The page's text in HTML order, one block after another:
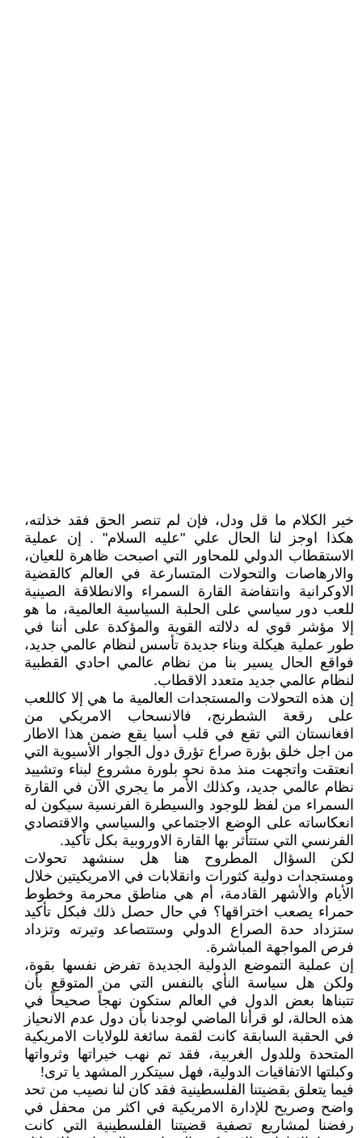
خير الكلام ما قل ودل، فإن لم تنصر الحق فقد خذلته،
هكذا اوجز لنا الحال علي "عليه السلام" . إن عملية
الاستقطاب الدولي للمحاور التي اصبحت ظاهرة للعيان،
والارهاصات والتحولات المتسارعة في العالم كالقضية
الاوكرانية وانتفاضة القارة السمراء والانطلاقة الصينية
للعب دور سياسي على الحلبة السياسية العالمية، ما هو
إلا مؤشر قوي له دلالته القوية والمؤكدة على أننا في
طور عملية هيكلة وبناء جديدة تأسس لنظام عالمي جديد،
فواقع الحال يسير بنا من نظام عالمي احادي القطبية
لنظام عالمي جديد متعدد الاقطاب.
إن هذه التحولات والمستجدات العالمية ما هي إلا كاللعب
على رقعة الشطرنج، فالانسحاب الامريكي من
افغانستان التي تقع في قلب أسيا يقع ضمن هذا الاطار
من اجل خلق بؤرة صراع تؤرق دول الجوار الأسيوية التي
انعتقت واتجهت منذ مدة نحو بلورة مشروع لبناء وتشييد
نظام عالمي جديد، وكذلك الأمر ما يجري الآن في القارة
السمراء من لفظ للوجود والسيطرة الفرنسية سيكون له
انعكاساته على الوضع الاجتماعي والسياسي والاقتصادي
الفرنسي التي ستتأثر بها القارة الاوروبية بكل تأكيد.
لكن السؤال المطروح هنا هل سنشهد تحولات
ومستجدات دولية كثورات وانقلابات في الامريكيتين خلال
الأيام والأشهر القادمة، أم هي مناطق محرمة وخطوط
حمراء يصعب اختراقها؟ في حال حصل ذلك فبكل تأكيد
ستزداد حدة الصراع الدولي وستتصاعد وتيرته وتزداد
فرص المواجهة المباشرة.
إن عملية التموضع الدولية الجديدة تفرض نفسها بقوة،
ولكن هل سياسة النأي بالنفس التي من المتوقع بأن
تتبناها بعض الدول في العالم ستكون نهجاً صحيحاً في
هذه الحالة، لو قرأنا الماضي لوجدنا بأن دول عدم الانحياز
في الحقبة السابقة كانت لقمة سائغة للولايات الامريكية
المتحدة وللدول الغربية، فقد تم نهب خيراتها وثرواتها
وكبلتها الاتفاقيات الدولية، فهل سيتكرر المشهد يا ترى!
فيما يتعلق بقضيتنا الفلسطينية فقد كان لنا نصيب من تحد
واضح وصريح للإدارة الامريكية في اكثر من محفل في
رفضنا لمشاريع تصفية قضيتنا الفلسطينية التي كانت